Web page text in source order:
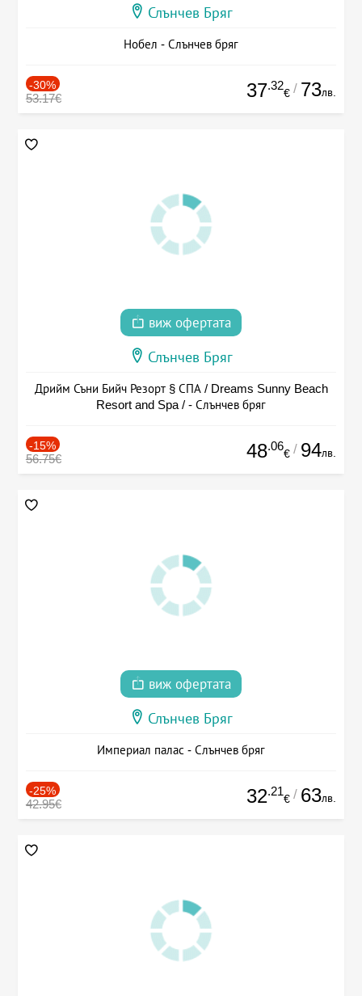
Слънчев Бряг
Нобел - Слънчев бряг
-30%
53.17€ 37.32
€ / 73лв.
виж офертата
Слънчев Бряг
Дрийм Съни Бийч Резорт § СПА / Dreams Sunny Beach
Resort and Spa / - Слънчев бряг
-15%
56.75€ 48.06
€ / 94лв.
виж офертата
Слънчев Бряг
Империал палас - Слънчев бряг
-25%
42.95€ 32.21
€ / 63лв.